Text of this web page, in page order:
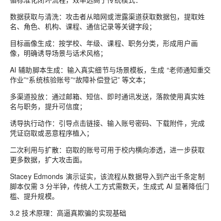
数据获取与清洗：攻击者从暗网或泄露渠道获取数据包，提取姓
名、角色、机构、课程、通信记录等关键字段；
目标画像生成：按学校、年级、课程、职务分类，形成用户画
像，明确诱导场景与话术风格；
AI 辅助脚本生成：输入真实细节与场景模板，生成 “老师通知重交
作业”“系统核验账号”“故障补偿登记” 等文本；
多渠道投放：通过邮箱、短信、即时通讯发送，落款使用真实姓
名与职务，提升可信度；
诱导执行动作：引导点击链接、输入账号密码、下载附件，完成
凭证窃取或恶意程序植入；
二次利用与扩散：窃取的账号可用于校内横向渗透，进一步获取
更多数据，扩大攻击面。
Stacey Edmonds 演示证实，该流程从数据导入到产出千条定制
脚本仅需 3 分半钟，传统人工方式需数天，生成式 AI 显著降低门
槛、提升规模。
3.2 技术原理：高逼真欺骗的实现基础